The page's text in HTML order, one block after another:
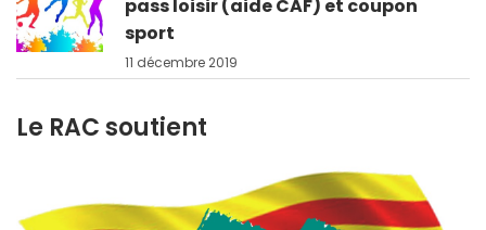
pass loisir (aide CAF) et coupon
sport
11 décembre 2019
Le RAC soutient